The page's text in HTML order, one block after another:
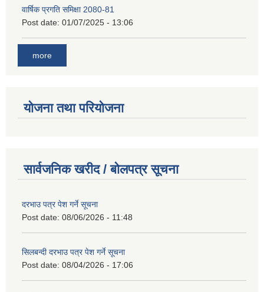
वार्षिक प्रगति समिक्षा 2080-81
Post date: 01/07/2025 - 13:06
more
योजना तथा परियोजना
सार्वजनिक खरीद / बोलपत्र सूचना
दरभाउ पत्र पेश गर्ने सूचना
Post date: 08/06/2026 - 11:48
सिलबन्दी दरभाउ पत्र पेश गर्ने सूचना
Post date: 08/04/2026 - 17:06